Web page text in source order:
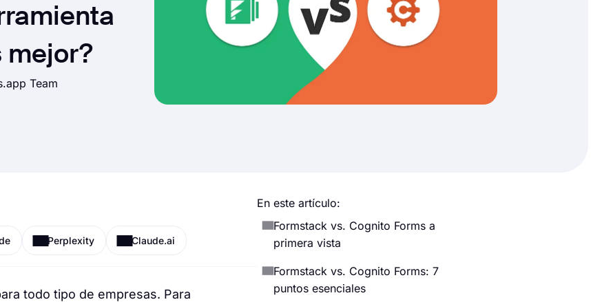
mejor?
Team
Perplexity Claude.ai
todo tipo de empresas. Para
En este artículo:
Formstack vs. Cognito Forms a
primera vista
Formstack vs. Cognito Forms: 7
puntos esenciales